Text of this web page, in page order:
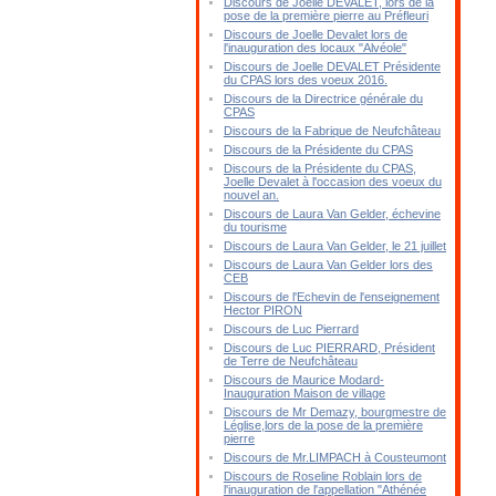
pose de la première pierre au Préfleuri
Discours de Joelle Devalet lors de
l'inauguration des locaux "Alvéole"
Discours de Joelle DEVALET Présidente
du CPAS lors des voeux 2016.
Discours de la Directrice générale du
CPAS
Discours de la Fabrique de Neufchâteau
Discours de la Présidente du CPAS
Discours de la Présidente du CPAS,
Joelle Devalet à l'occasion des voeux du
nouvel an.
Discours de Laura Van Gelder, échevine
du tourisme
Discours de Laura Van Gelder, le 21 juillet
Discours de Laura Van Gelder lors des
CEB
Discours de l'Echevin de l'enseignement
Hector PIRON
Discours de Luc Pierrard
Discours de Luc PIERRARD, Président
de Terre de Neufchâteau
Discours de Maurice Modard-
Inauguration Maison de village
Discours de Mr Demazy, bourgmestre de
Léglise,lors de la pose de la première
pierre
Discours de Mr.LIMPACH à Cousteumont
Discours de Roseline Roblain lors de
l'inauguration de l'appellation "Athénée